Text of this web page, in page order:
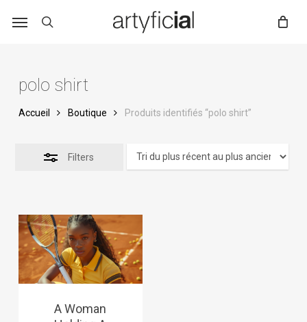
polo shirt
Accueil Boutique Produits identifiés “polo shirt”
Filters
A Woman